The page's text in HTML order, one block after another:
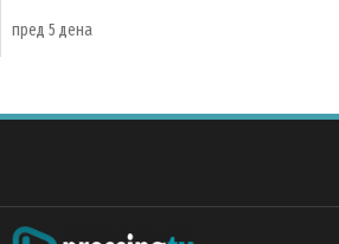
пред 5 дена